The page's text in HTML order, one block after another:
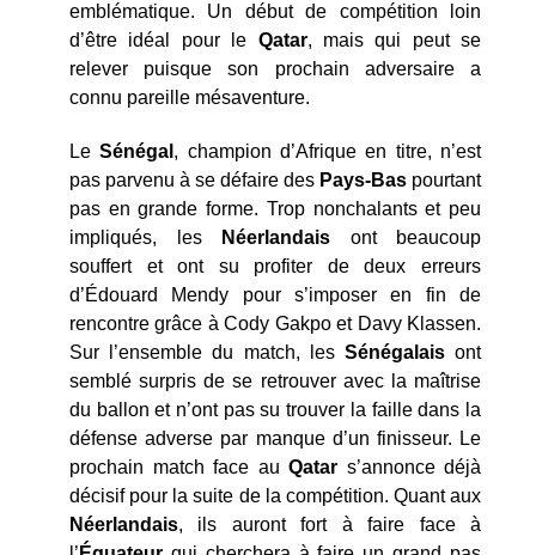
emblématique. Un début de compétition loin
d’être idéal pour le Qatar, mais qui peut se
relever puisque son prochain adversaire a
connu pareille mésaventure.
LeSénégal , champion d’Afrique en titre, n’est
pas parvenu à se défaire des Pays-Bas pourtant
pas en grande forme. Trop nonchalants et peu
impliqués, les
Néerlandais ont beaucoup
souffert et ont su profiter de deux erreurs
d’Édouard Mendy pour s’imposer en fin de
rencontre grâce à Cody Gakpo et Davy Klassen.
Sur l’ensemble du match, les Sénégalaisont
semblé surpris de se retrouver avec la maîtrise
du ballon et n’ont pas su trouver la faille dans la
défense adverse par manque d’un finisseur. Le
prochain match face au Qatar s’annonce déjà
décisif pour la suite de la compétition. Quant aux
Néerlandais, ils auront fort à faire face à